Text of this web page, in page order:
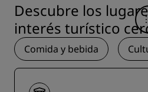
Descubre los
interés turístico
Comida y bebida